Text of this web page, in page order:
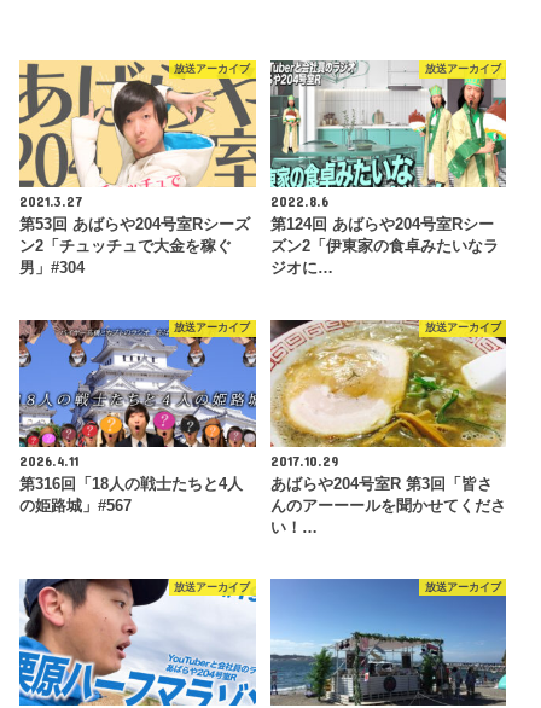
放送アーカイブ
2021.3.27
第53回 あばらや204号室Rシーズ
ン2「チュッチュで大金を稼ぐ
男」#304
放送アーカイブ
2022.8.6
第124回 あばらや204号室Rシー
ズン2「伊東家の食卓みたいなラ
ジオに…
放送アーカイブ
2026.4.11
第316回「18人の戦士たちと4人
の姫路城」#567
放送アーカイブ
2017.10.29
あばらや204号室R 第3回「皆さ
んのアーーールを聞かせてくださ
い！…
放送アーカイブ 放送アーカイブ